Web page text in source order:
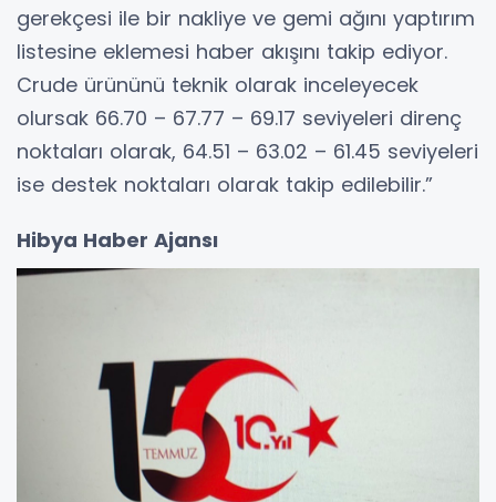
gerekçesi ile bir nakliye ve gemi ağını yaptırım
listesine eklemesi haber akışını takip ediyor.
Crude ürününü teknik olarak inceleyecek
olursak 66.70 – 67.77 – 69.17 seviyeleri direnç
noktaları olarak, 64.51 – 63.02 – 61.45 seviyeleri
ise destek noktaları olarak takip edilebilir.”
Hibya Haber Ajansı